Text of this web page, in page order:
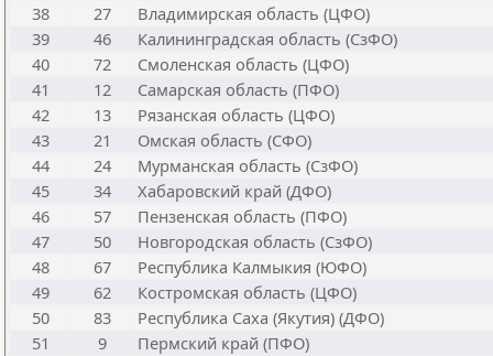
38
27
Владимирская область (ЦФО)
39
46
Калининградская область (СзФО)
40
72
Смоленская область (ЦФО)
41
12
Самарская область (ПФО)
42
13
Рязанская область (ЦФО)
43
21
Омская область (СФО)
44
24
Мурманская область (СзФО)
45
34
Хабаровский край (ДФО)
46
57
Пензенская область (ПФО)
47
50
Новгородская область (СзФО)
48
67
Республика Калмыкия (ЮФО)
49
62
Костромская область (ЦФО)
50
83
Республика Саха (Якутия) (ДФО)
51
9
Пермский край (ПФО)